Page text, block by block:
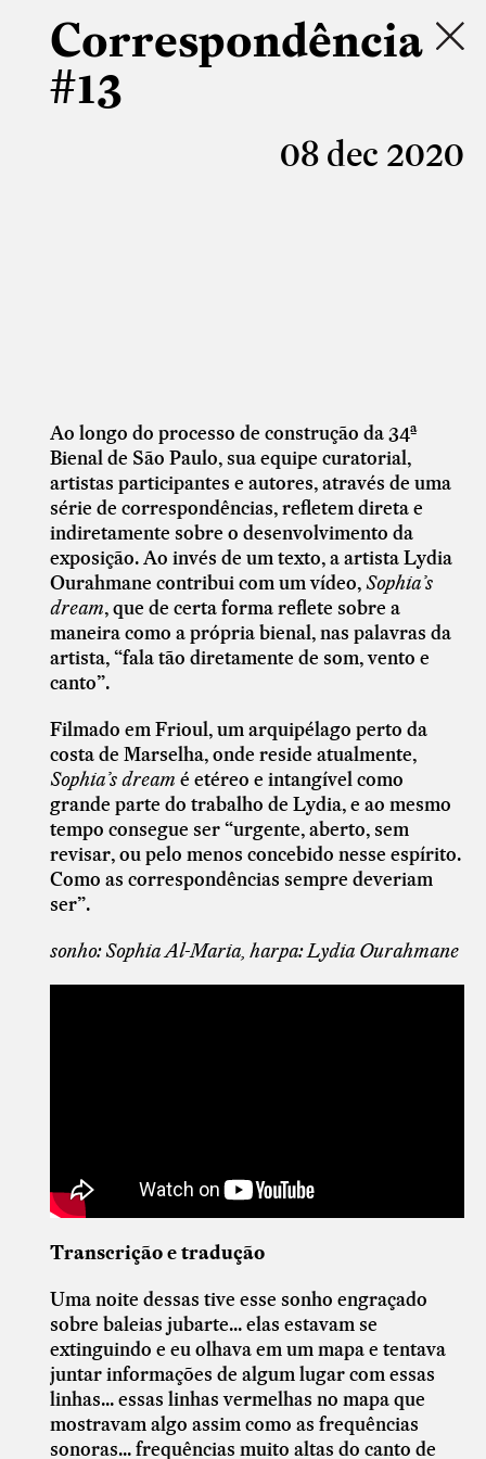
Correspondência
#13
08 dec 2020
Ao longo do processo de construção da 34ª
Bienal de São Paulo, sua equipe curatorial,
artistas participantes e autores, através de uma
série de correspondências, refletem direta e
indiretamente sobre o desenvolvimento da
exposição. Ao invés de um texto, a artista Lydia
Ourahmane contribui com um vídeo,Sophia’s
dream, que de certa forma reflete sobre a
maneira como a própria bienal, nas palavras da
artista, “fala tão diretamente de som, vento e
canto”.
Filmado em Frioul, um arquipélago perto da
costa de Marselha, onde reside atualmente,
Sophia’s dream é etéreo e intangível como
grande parte do trabalho de Lydia, e ao mesmo
tempo consegue ser “urgente, aberto, sem
revisar, ou pelo menos concebido nesse espírito.
Como as correspondências sempre deveriam
ser”.
sonho: Sophia Al-Maria, harpa: Lydia Ourahmane
Transcrição e tradução
Uma noite dessas tive esse sonho engraçado
sobre baleias jubarte... elas estavam se
extinguindo e eu olhava em um mapa e tentava
juntar informações de algum lugar com essas
linhas... essas linhas vermelhas no mapa que
mostravam algo assim como as frequências
sonoras... frequências muito altas do canto de